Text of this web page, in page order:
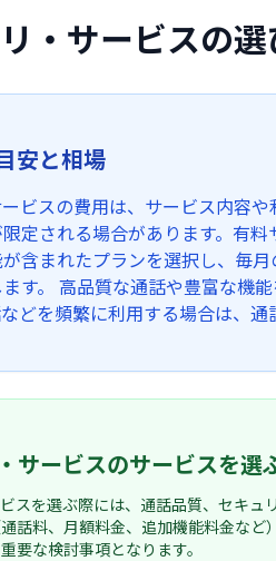
・サービスの
安と相場
ビスの費用は、サービス内容
定される場合があります。有
含まれたプランを選択し、毎
す。 高品質な通話や豊富な機
どを頻繁に利用する場合は、
サービスのサービスを選
スを選ぶ際には、通話品質、セキ
話料、月額料金、追加機能料金な
要な検討事項となります。